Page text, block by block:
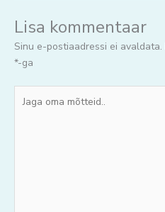
Lisa kommentaar
Sinu e-postiaadressi ei avaldata.
*-ga
oma